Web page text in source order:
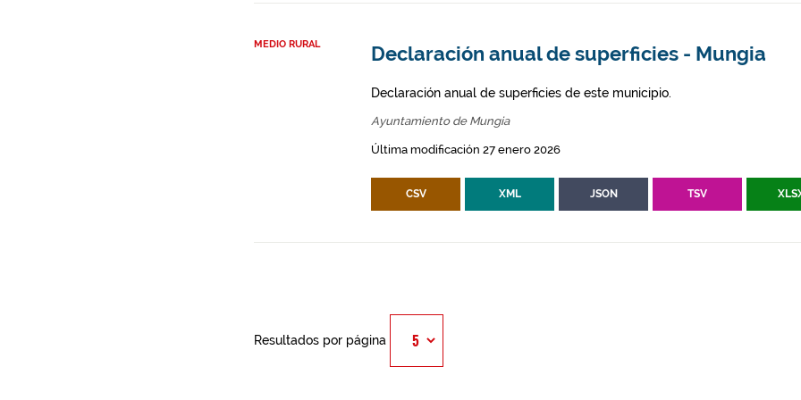
MEDIO RURAL Declaración anual de superficies - Mungia
Declaración anual de superficies de este municipio.
Ayuntamiento de Mungia
Última modificación 27 enero 2026
CSV XML JSON TSV
Resultados por página